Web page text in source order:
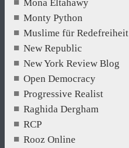
Mona Eltahawy
Monty Python
Muslime für Redefreiheit
New Republic
New York Review Blog
Open Democracy
Progressive Realist
Raghida Dergham
RCP
Rooz Online